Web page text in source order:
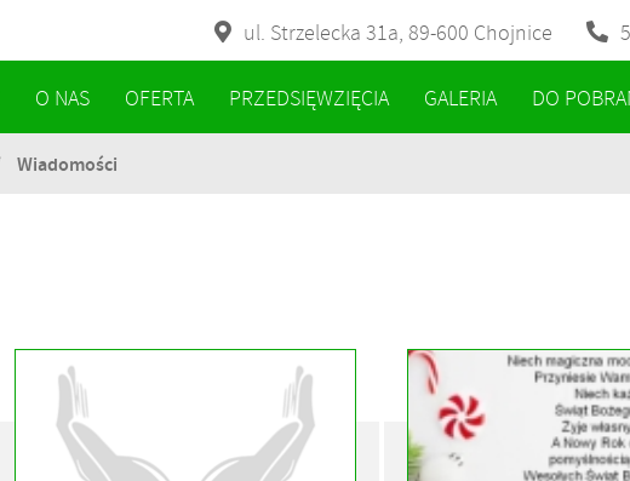
ul. Strzelecka 31a, 89-600 Chojnice
O NAS OFERTA PRZEDSIĘWZIĘCIA GALERIA DO
Wiadomości